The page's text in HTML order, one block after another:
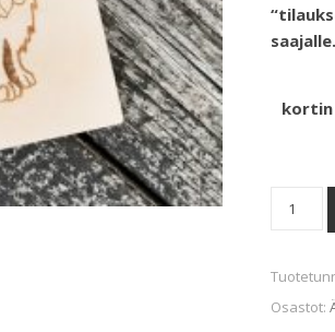
saajalle.
Osastot: